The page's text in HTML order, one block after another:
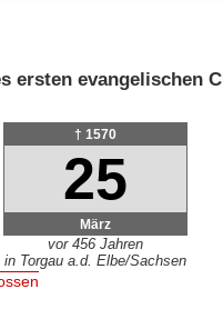
ersten evangelischen
† 1570
25
März
vor 456 Jahren
in Torgau a.d. Elbe/Sachsen